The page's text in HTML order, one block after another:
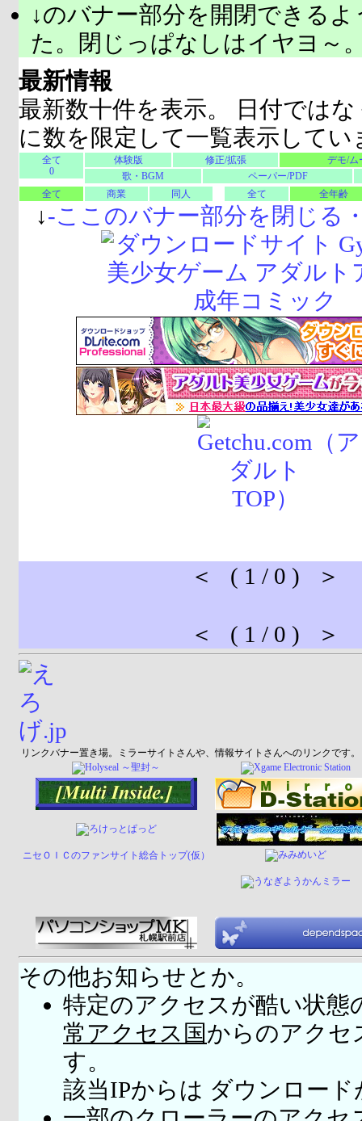
↓のバナー部分を開閉できる
た。閉じっぱなしはイヤヨ～
最新情報
最新数十件を表示。 日付では
に数を限定して一覧表示してい
全て
0
体験版 修正/拡張
デモ/ム
歌・BGM
ペーパー/PDF
全て
商業 同人 全て 全年齢
↓-ここのバナー部分を閉じる
＜ ( 1 / 0 ) ＞
＜ ( 1 / 0 ) ＞
リンクバナー置き場。ミラーサイトさんや、情報サイトさんへのリンクです。
ニセＯＩＣのファンサイト総合トップ(仮）
その他お知らせとか。
特定のアクセスが酷い状態
常アクセス国からのアクセ
す。
該当IPからは ダウンロー